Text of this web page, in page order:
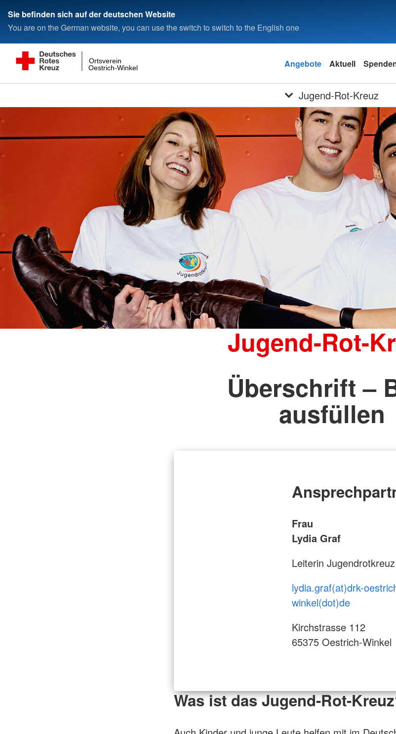
Sie befinden sich auf der deutschen Website
You are on the German website, you can use the switch to switch to the English one
Oestrich-Winkel
Ortsverein Angebote Aktuell
Jugend-Rot-Kreuz
Jugend-Rot-
Überschrift –
ausfüllen
Frau
Lydia Graf
Leiterin Jugendrotkreuz
lydia.graf(at)drk-
winkel(dot)de
Kirchstrasse 112
65375 Oestrich-Winkel
Was ist das Jugend-Rot-